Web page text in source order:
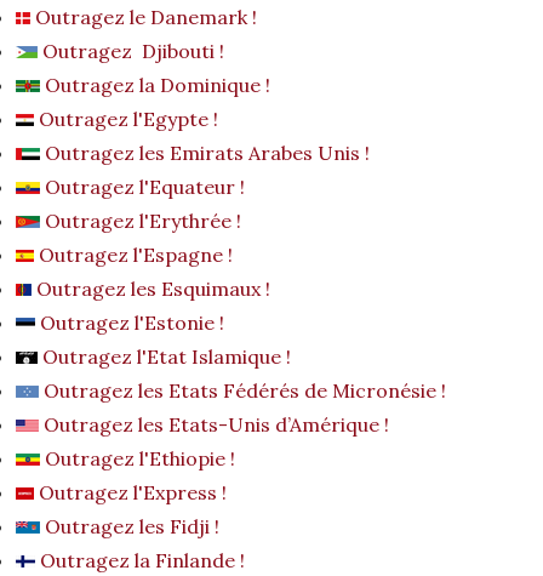
Outragez le Danemark !
Outragez Djibouti !
Outragez la Dominique !
Outragez l'Egypte !
Outragez les Emirats Arabes Unis !
Outragez l'Equateur !
Outragez l'Erythrée !
Outragez l'Espagne !
Outragez les Esquimaux !
Outragez l'Estonie !
Outragez l'Etat Islamique !
Outragez les Etats Fédérés de Micronésie !
Outragez les Etats-Unis d’Amérique !
Outragez l'Ethiopie !
Outragez l'Express !
Outragez les Fidji !
Outragez la Finlande !